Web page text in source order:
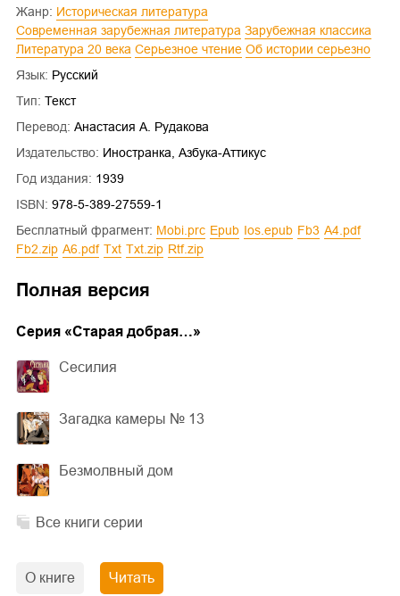
Жанр:
Историческая литература
Современная зарубежная литература
Зарубежная классика
Литература 20 века
Серьезное чтение
Об истории серьезно
Язык: Русский
Тип: Текст
Перевод: Анастасия А. Рудакова
Издательство: Иностранка, Азбука-Аттикус
Год издания: 1939
ISBN: 978-5-389-27559-1
Бесплатный фрагмент:
mobi.prc epub ios.epub fb3
a4.pdf
fb2.zip
a6.pdf txt txt.zip rtf.zip
Полная версия
Cерия «Старая добрая…»
Сесилия
Загадка камеры № 13
Безмолвный дом
Все книги серии
О книге Читать